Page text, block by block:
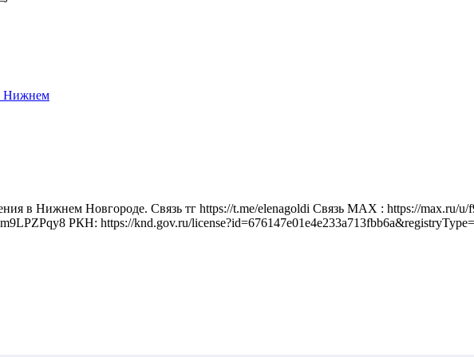
Нижнем
в Нижнем Новгороде. Связь тг https://t.me/elenagoldi Связь MAX : https://max.ru/
РКН: https://knd.gov.ru/